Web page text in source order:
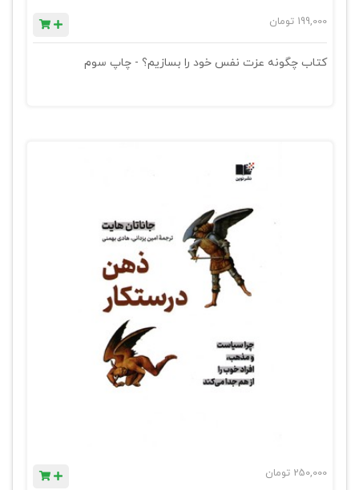
199,000 تومان
کتاب چگونه عزت نفس خود را بسازیم؟ - چاپ سوم
250,000 تومان